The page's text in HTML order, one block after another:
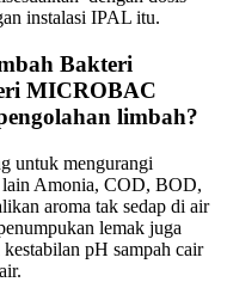
instalasi IPAL itu.
Bakteri
MICROBAC
limbah?
untuk mengurangi
lain Amonia, COD, BOD,
aroma tak sedap di air
lemak juga
pH sampah cair